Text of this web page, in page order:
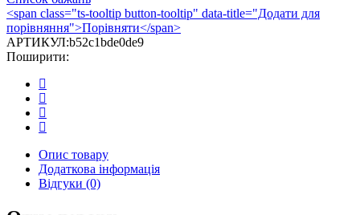
Energy
80х50
Black
(17,0
kW)
ECO
кількість
<span class="ts-tooltip button-tooltip" data-title="Додати для
порівняння">Порівняти</span>
АРТИКУЛ:b52c1bde0de9
Поширити:
Опис товару
Додаткова інформація
Відгуки (0)